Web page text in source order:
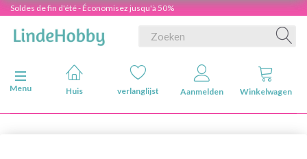
Soldes de fin d'été - Économisez jusqu'à 50%
Navigatie in-/uitschakelen
Menu
Huis verlanglijst Aanmelden Winkelwagen